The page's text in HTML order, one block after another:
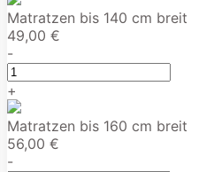
Matratzen bis 140 cm breit
49,00 €
-
+
Matratzen bis 160 cm breit
56,00 €
-